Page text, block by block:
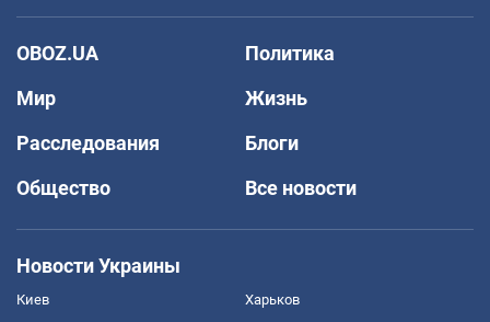
OBOZ.UA
Политика
Мир
Жизнь
Расследования
Блоги
Общество
Все новости
Новости Украины
Киев Харьков